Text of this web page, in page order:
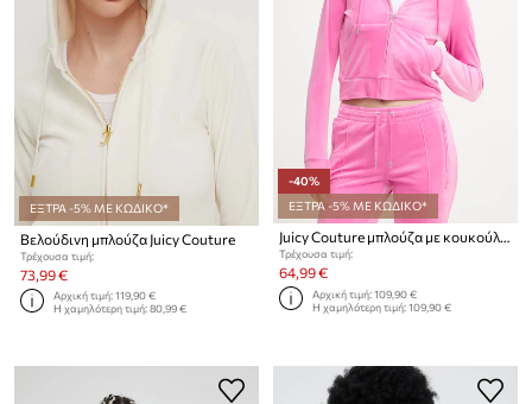
ΕΞΤΡΑ -5% ΜΕ ΚΩΔΙΚΟ*
Βελούδινη μπλούζα Juicy Couture
Τρέχουσα τιμή:
73,99 €
Αρχική τιμή:119,90 €
Η χαμηλότερη τιμή:80,99 €
-40%
ΕΞΤΡΑ -5% ΜΕ ΚΩΔΙΚΟ*
Juicy Couture μπλούζα με κουκούλα γυναικεία βελούρ MADISON COL OUT
Τρέχουσα τιμή:
64,99 €
Αρχική τιμή:109,90 €
Η χαμηλότερη τιμή:109,90 €